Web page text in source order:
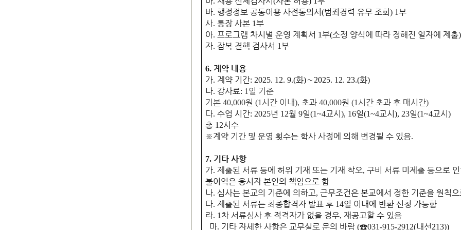
바. 행정정보 공동이용 사전동의서(범죄경력 유무 조회 ) 1부
사. 통장 사본 1부
아. 프로그램 차시별 운영 계획서 1부(소정 양식에 따라 정해진 일자에 제출)
자. 잠복 결핵 검사서 1부
6. 계약 내용
가. 계약 기간: 2025. 12. 9.(화)∼ 2025. 12. 23.(화)
나. 강사료: 1 일 기준
기본 40,000원 (1 시간 이내), 초과 40,000원 (1 시간 초과 후 매시간)
다. 수업 시간: 2025년 12월 9일(1~4교시 ), 16일(1~4교시 ), 23일(1~4교시 )
총 12시수
※계약 기간 및 운영 횟수는 학사 사정에 의해 변경될 수 있음.
7. 기타 사항
가. 제출된 서류 등에 허위 기재 또는 기재 착오, 구비 서류 미제출 등으로
불이익은 응시자 본인의 책임으로 함
나. 심사는 본교의 기준에 의하고, 근무조건은 본교에서 정한 기준을 원칙
다. 제출된 서류는 최종합격자 발표 후 14일 이내에 반환 신청 가능함
라. 1 차 서류심사 후 적격자가 없을 경우, 재공고할 수 있음
마. 기타 자세한 사항은 교무실로 문의 바람 (☎031-915-2912(내선213))